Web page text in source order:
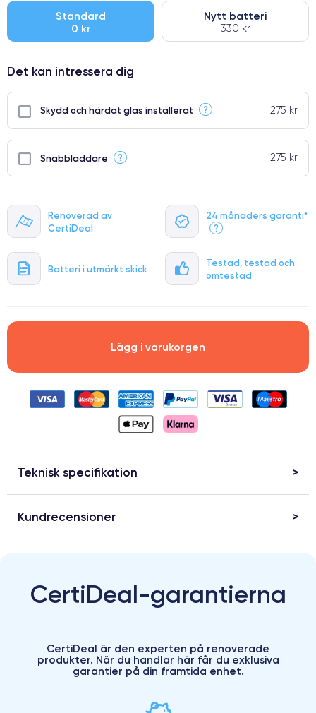
Renoverad av
CertiDeal
24 månaders garanti*
?
Batteri i utmärkt skick
Testad, testad och
omtestad
Standard
0 kr
Nytt batteri
330 kr
Det kan intressera dig
Skydd och härdat glas installerat ? 275 kr
Snabbladdare ? 275 kr
Lägg i varukorgen
Teknisk specifikation
Kundrecensioner
CertiDeal-garantierna
CertiDeal är den experten på renoverade
produkter. När du handlar här får du exklusiva
garantier på din framtida enhet.